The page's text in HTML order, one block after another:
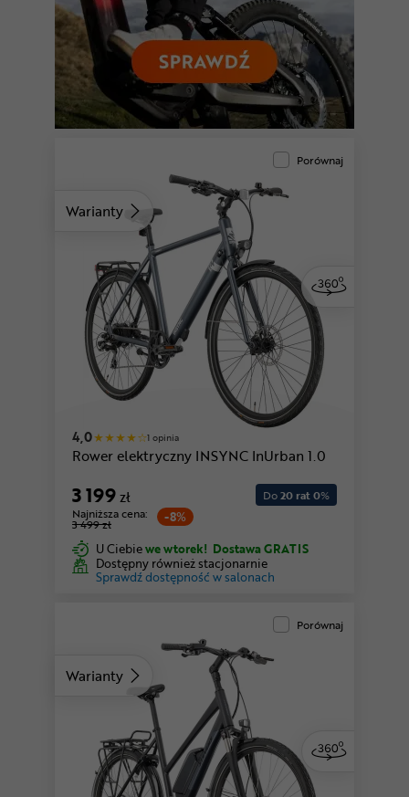
Warianty
Porównaj
4,0 1 opinia
Rower elektryczny INSYNC InUrban 1.0
3 199zł
-8%
Najniższa cena:
3 499 zł
Do20 rat 0%
U Ciebiewe wtorek! Dostawa GRATIS
Dostępny również stacjonarnie
Sprawdź dostępność w salonach
Warianty
Porównaj